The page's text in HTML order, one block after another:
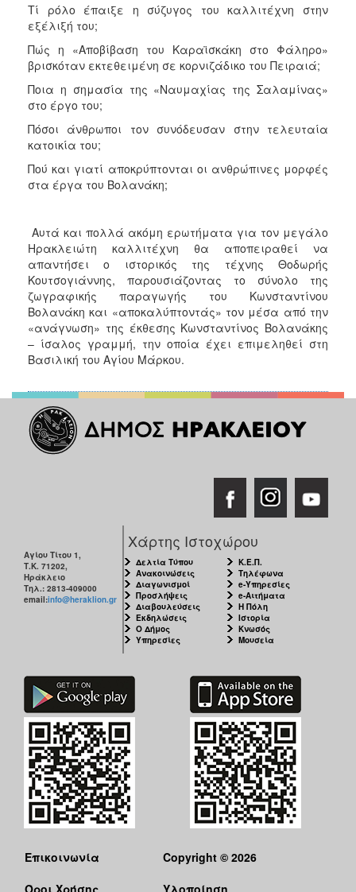
Τί ρόλο έπαιξε η σύζυγος του καλλιτέχνη στην
εξέλιξή του;
Πώς η «Αποβίβαση του Καραϊσκάκη στο Φάληρο»
βρισκόταν εκτεθειμένη σε κορνιζάδικο του Πειραιά;
Ποια η σημασία της «Ναυμαχίας της Σαλαμίνας»
στο έργο του;
Πόσοι άνθρωποι τον συνόδευσαν στην τελευταία
κατοικία του;
Πού και γιατί αποκρύπτονται οι ανθρώπινες μορφές
στα έργα του Βολανάκη;
Αυτά και πολλά ακόμη ερωτήματα για τον μεγάλο
Ηρακλειώτη καλλιτέχνη θα αποπειραθεί να
απαντήσει ο ιστορικός της τέχνης Θοδωρής
Κουτσογιάννης, παρουσιάζοντας το σύνολο της
ζωγραφικής παραγωγής του Κωνσταντίνου
Βολανάκη και «αποκαλύπτοντάς» τον μέσα από την
«ανάγνωση» της έκθεσης Κωνσταντίνος Βολανάκης
– ίσαλος γραμμή, την οποία έχει επιμεληθεί στη
Βασιλική του Αγίου Μάρκου.
Αγίου Τίτου 1,
Τ.Κ. 71202,
Ηράκλειο
Τηλ.: 2813-409000
email:info@heraklion.gr
Χάρτης Ιστοχώρου
Δελτία Τύπου
Ανακοινώσεις
Διαγωνισμοί
Προσλήψεις
Διαβουλεύσεις
Εκδηλώσεις
Ο Δήμος
Υπηρεσίες
Κ.Ε.Π.
Τηλέφωνα
e-Υπηρεσίες
e-Αιτήματα
Η Πόλη
Ιστορία
Κνωσός
Μουσεία
Επικοινωνία
Όροι Χρήσης
Copyright © 2026
Υλοποίηση